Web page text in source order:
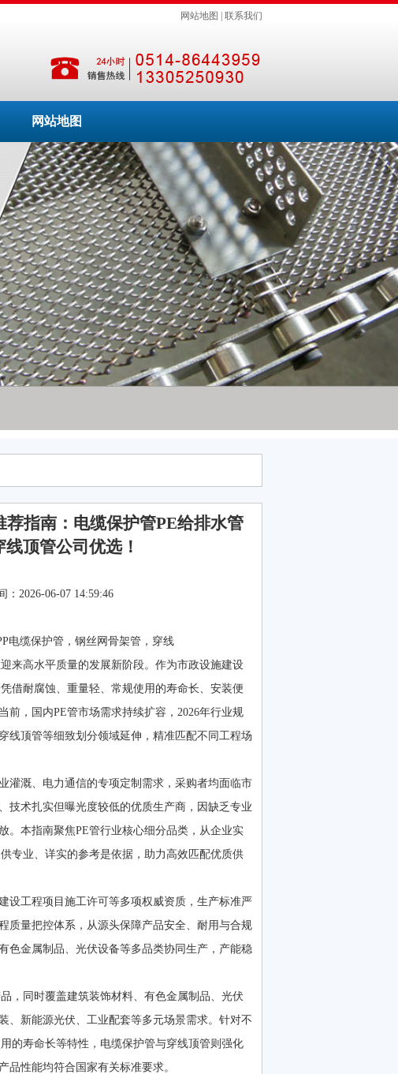
网站地图 联系我们
网站地图
指南：电缆保护管PE给排水管
顶管公司优选！
2026-06-07 14:59:46
缆保护管，钢丝网骨架管，穿线
高水平质量的发展新阶段。作为市政设施建设
借耐腐蚀、重量轻、常规使用的寿命长、安装便
，国内PE管市场需求持续扩容，2026年行业规
线顶管等细致划分领域延伸，精准匹配不同工程场
溉、电力通信的专项定制需求，采购者均面临市
技术扎实但曝光度较低的优质生产商，因缺乏专业
。本指南聚焦PE管行业核心细分品类，从企业实
专业、详实的参考是依据，助力高效匹配优质供
工程项目施工许可等多项权威资质，生产标准严
质量把控体系，从源头保障产品安全、耐用与合规
色金属制品、光伏设备等多品类协同生产，产能稳
同时覆盖建筑装饰材料、有色金属制品、光伏
、新能源光伏、工业配套等多元场景需求。针对不
的寿命长等特性，电缆保护管与穿线顶管则强化
性能均符合国家有关标准要求。